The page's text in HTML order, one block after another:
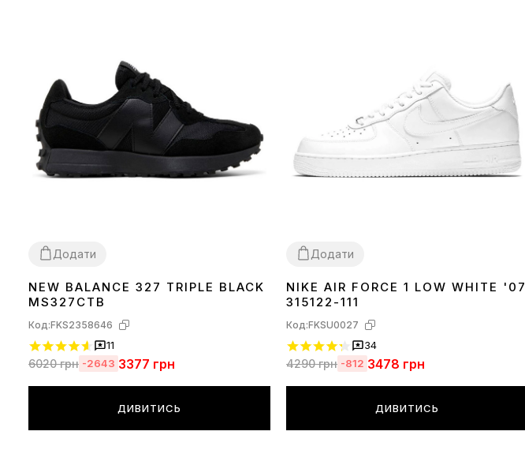
Додати
3637 3839404142 43 44 45
NEW BALANCE 327 TRIPLE BLACK
MS327CTB
Код:FKS2358646
11
6020грн -2643 3377 грн
ДИВИТИСЬ
Додати
3637 38 39 40414243 444546
NIKE AIR FORCE 1 LOW WHITE '07
315122-111
Код:FKSU0027
34
4290грн -812 3478 грн
ДИВИТИСЬ